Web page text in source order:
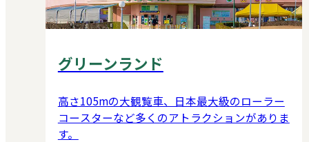
グリーンランド
高さ105mの大観覧車、日本最大級のローラー
コースターなど多くのアトラクションがありま
す。